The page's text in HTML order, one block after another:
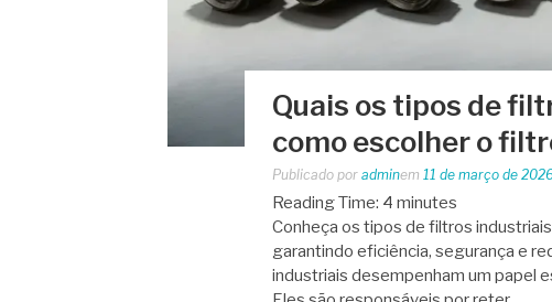
Quais os tipos de
como escolher o
Publicado por adminem 11 de março de
Reading Time: 4 minutes
Conheça os tipos de filtros
garantindo eficiência, segurança e
industriais desempenham um papel